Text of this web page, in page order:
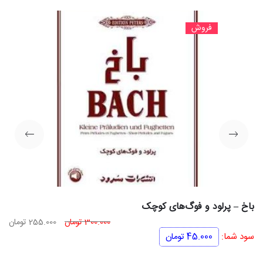
فروش
باخ – پرلود و فوگ‌های کوچک
300.000تومان قیمت
255.000 تومان
سود شما: 45.000تومان